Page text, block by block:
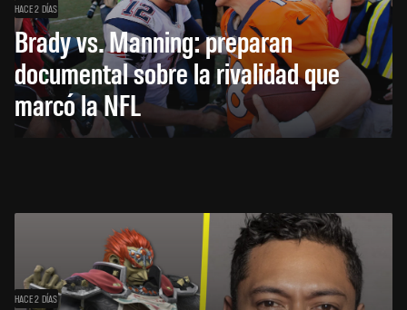
HACE 2 DÍAS
Brady vs. Manning: preparan
documental sobre la rivalidad que
marcó la NFL
HACE 2 DÍAS